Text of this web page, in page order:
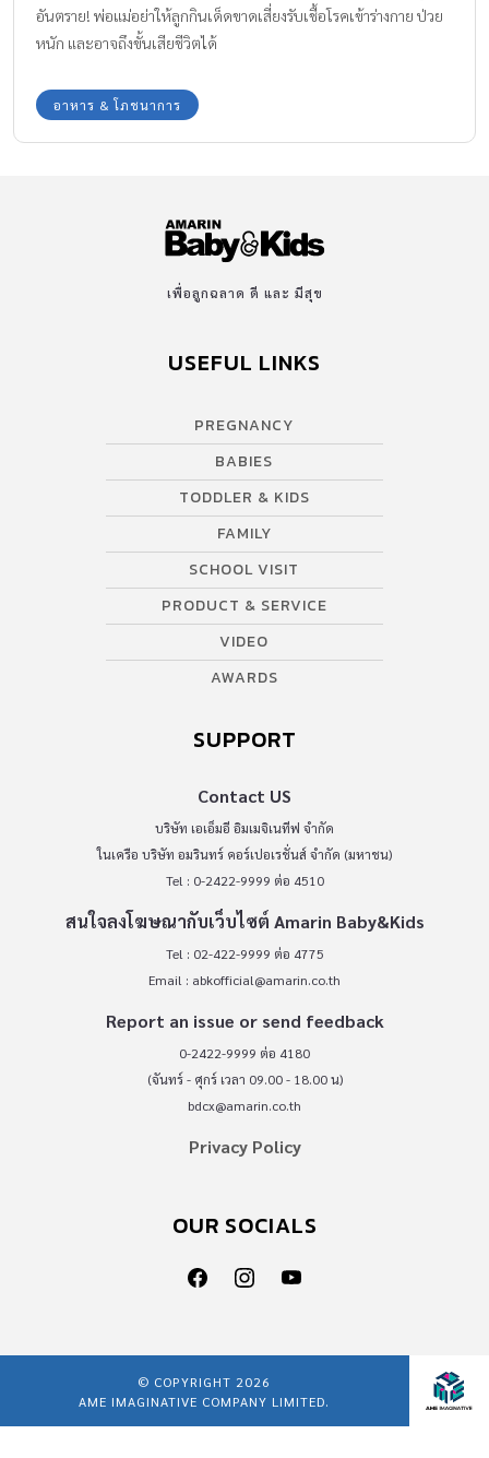
อันตราย! พ่อแม่อย่าให้ลูกกินเด็ดขาดเสี่ยงรับเชื้อโรคเข้าร่างกาย ป่วย
หนัก และอาจถึงขั้นเสียชีวิตได้
อาหาร & โภชนาการ
เพื่อลูกฉลาด ดี และ มีสุข
USEFUL LINKS
PREGNANCY
BABIES
TODDLER & KIDS
FAMILY
SCHOOL VISIT
PRODUCT & SERVICE
VIDEO
AWARDS
SUPPORT
Contact US
บริษัท เอเอ็มอี อิมเมจิเนทีฟ จำกัด
ในเครือ บริษัท อมรินทร์ คอร์เปอเรชั่นส์ จำกัด (มหาชน)
Tel : 0-2422-9999 ต่อ 4510
สนใจลงโฆษณากับเว็บไซต์ Amarin Baby&Kids
Tel : 02-422-9999 ต่อ 4775
Email : abkofficial@amarin.co.th
Report an issue or send feedback
0-2422-9999 ต่อ 4180
(จันทร์ - ศุกร์ เวลา 09.00 - 18.00 น)
bdcx@amarin.co.th
Privacy Policy
OUR SOCIALS
© COPYRIGHT 2026
AME IMAGINATIVE COMPANY LIMITED.